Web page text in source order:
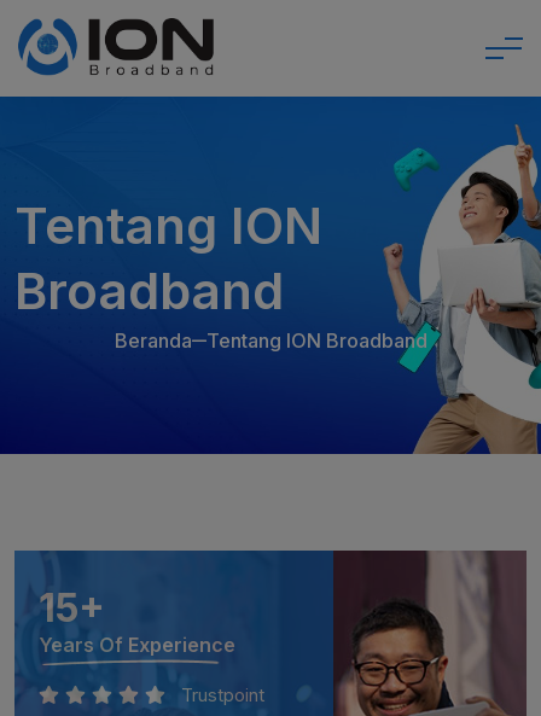
Tentang ION
Broadband
Beranda Tentang ION Broadband
15+
Years Of Experience
Trustpoint